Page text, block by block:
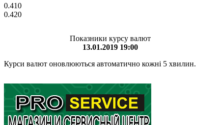
0.410
0.420
Показники курсу валют
13.01.2019 19:00
Курси валют оновлюються автоматично кожні 5 хвилин.